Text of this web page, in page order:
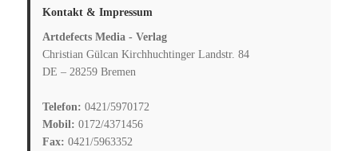
Kontakt & Impressum
Artdefects Media - Verlag
Christian Gülcan Kirchhuchtinger Landstr. 84
DE – 28259 Bremen
Telefon: 0421/5970172
Mobil: 0172/4371456
Fax: 0421/5963352